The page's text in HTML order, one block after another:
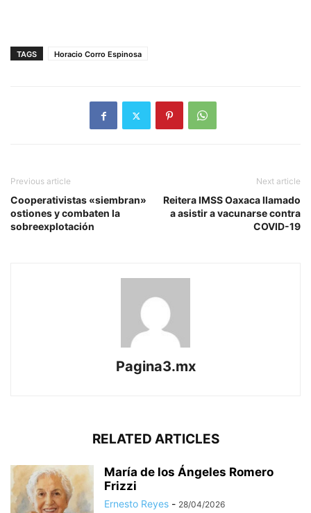
TAGS Horacio Corro Espinosa
Previous article
Cooperativistas «siembran»
ostiones y combaten la
sobreexplotación
Next article
Reitera IMSS Oaxaca llamado
a asistir a vacunarse contra
COVID-19
Pagina3.mx
RELATED ARTICLES
María de los Ángeles Romero
Frizzi
Ernesto Reyes - 28/04/2026